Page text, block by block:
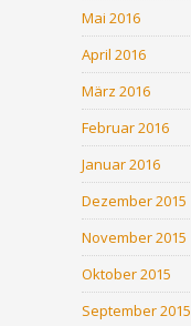
Mai 2016
April 2016
März 2016
Februar 2016
Januar 2016
Dezember 2015
November 2015
Oktober 2015
September 2015